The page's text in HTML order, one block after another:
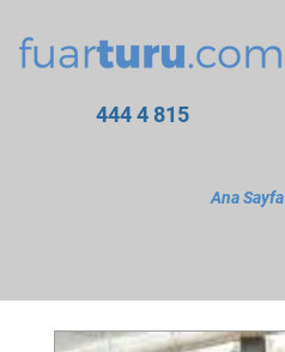
444 4 815
Ana Sayfa